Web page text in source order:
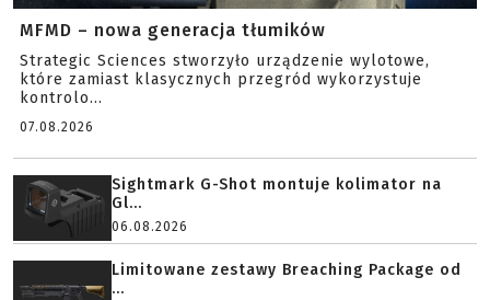
MFMD – nowa generacja tłumików
Strategic Sciences stworzyło urządzenie wylotowe,
które zamiast klasycznych przegród wykorzystuje
kontrolo...
07.08.2026
Sightmark G-Shot montuje kolimator na
Gl...
06.08.2026
Limitowane zestawy Breaching Package od
...